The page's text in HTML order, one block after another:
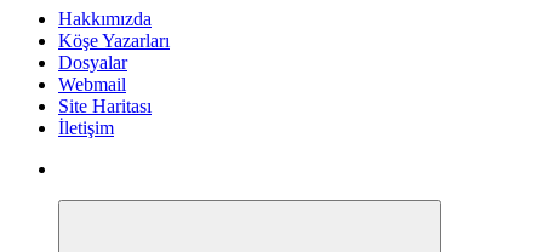
Hakkımızda
Köşe Yazarları
Dosyalar
Webmail
Site Haritası
İletişim